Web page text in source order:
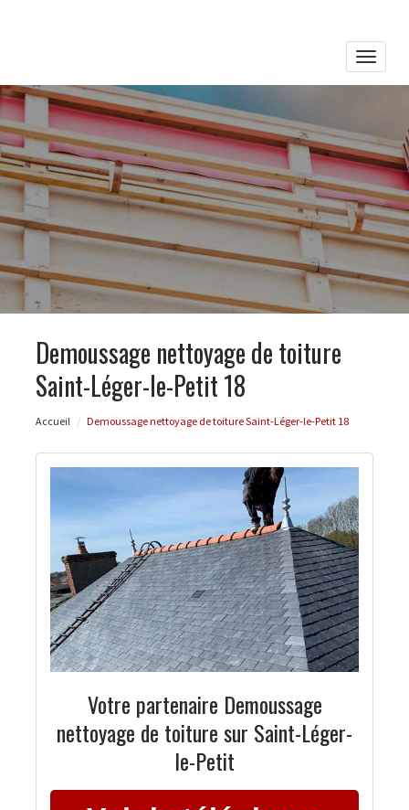
Toggle
Demoussage nettoyage de toiture
Saint-Léger-le-Petit 18
Accueil Demoussage nettoyage de toiture Saint-Léger-le-Petit 18
Votre partenaire Demoussage
nettoyage de toiture sur Saint-Léger-
le-Petit